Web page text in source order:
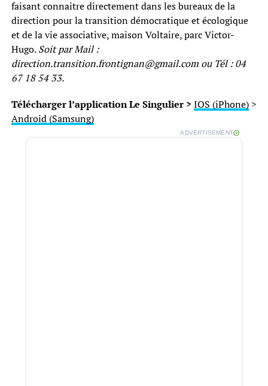
faisant connaitre directement dans les bureaux de la
direction pour la transition démocratique et écologique
et de la vie associative, maison Voltaire, parc Victor-
Hugo.Soit par Mail :
direction.transition.frontignan@gmail.com ou Tél : 04
67 18 54 33.
Télécharger l’application Le Singulier > IOS (iPhone)>
Android (Samsung)
ADVERTISEMENT